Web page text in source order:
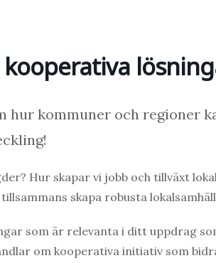
hur kommuner och regioner
Hur skapar vi jobb och tillväxt
skapa robusta
som är relevanta i ditt uppdrag
om kooperativa initiativ som